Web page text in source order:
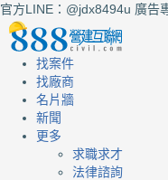
官方LINE：@jdx8494u 廣告
找案件
找廠商
名片牆
新聞
更多
求職求才
法律諮詢